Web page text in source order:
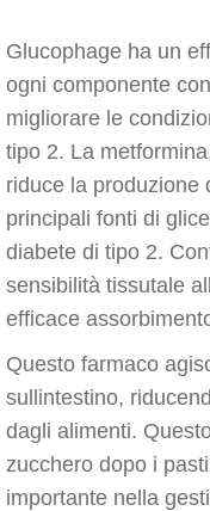
Glucophage ha un
ogni componente
migliorare le
tipo 2. La
riduce la produzione
principali fonti di
diabete di tipo 2.
sensibilità tissutale
efficace
Questo farmaco
sullintestino,
dagli alimenti.
zucchero dopo i
importante nella